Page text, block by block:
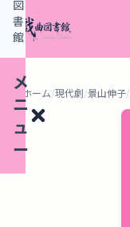
メ
ニ
ュ
ー
図
書
館
ホーム/現代劇/景山伸子/